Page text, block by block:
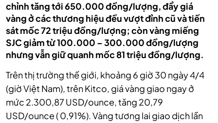
chỉnh tăng tới 650.000 đồng/lượng, đẩy giá
vàng ở các thương hiệu đều vượt đỉnh cũ và tiến
sát mốc 72 triệu đồng/lượng; còn vàng miếng
SJC giảm từ 100.000 – 300.000 đồng/lượng
nhưng vẫn giữ quanh mốc 81 triệu đồng/lượng.
Trên thị trường thế giới, khoảng 6 giờ 30 ngày 4/4
(giờ Việt Nam), trên‏‏ Kitco, giá vàng giao ngay ở
mức 2.300,87 USD/ounce, tăng 20,79
USD/ounce ( 0,91%). Vàng tương lai giao dịch lần